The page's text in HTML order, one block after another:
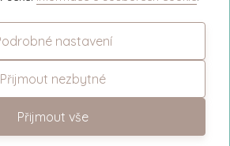
Facebook
Instagram
Změnit nastavení cookies
nastavení
Přijmout nezbytné
Přijmout vše